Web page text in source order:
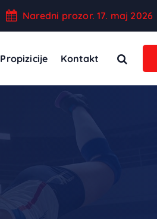
Naredni prozor. 17. maj 2026
Propizicije Kontakt